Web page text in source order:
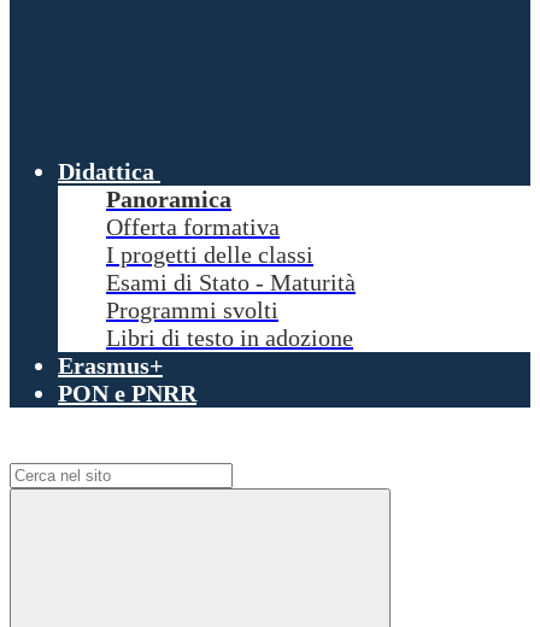
Didattica
Panoramica
Offerta formativa
I progetti delle classi
Esami di Stato - Maturità
Programmi svolti
Libri di testo in adozione
Erasmus+
PON e PNRR